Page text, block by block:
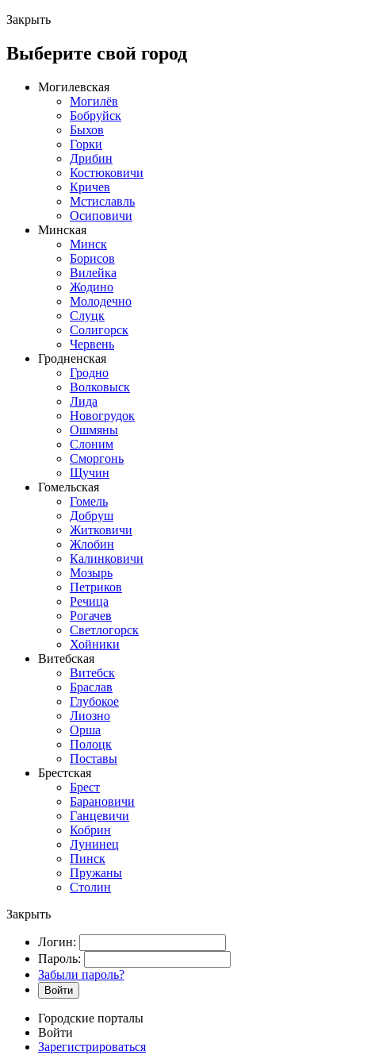
Закрыть
Выберите свой город
Могилевская
Могилёв
Бобруйск
Быхов
Горки
Дрибин
Костюковичи
Кричев
Мстиславль
Осиповичи
Минская
Минск
Борисов
Вилейка
Жодино
Молодечно
Слуцк
Солигорск
Червень
Гродненская
Гродно
Волковыск
Лида
Новогрудок
Ошмяны
Слоним
Сморгонь
Щучин
Гомельская
Гомель
Добруш
Житковичи
Жлобин
Калинковичи
Мозырь
Петриков
Речица
Рогачев
Светлогорск
Хойники
Витебская
Витебск
Браслав
Глубокое
Лиозно
Орша
Полоцк
Поставы
Брестская
Брест
Барановичи
Ганцевичи
Кобрин
Лунинец
Пинск
Пружаны
Столин
Закрыть
Логин:
Пароль:
Забыли пароль?
Войти
Городские порталы
Войти
Зарегистрироваться